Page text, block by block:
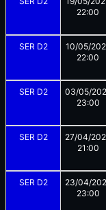
22:00
SER D2
10/05/
22:00
SER D2
03/05/
23:00
SER D2
27/04/
21:00
SER D2
23/04/
23:00